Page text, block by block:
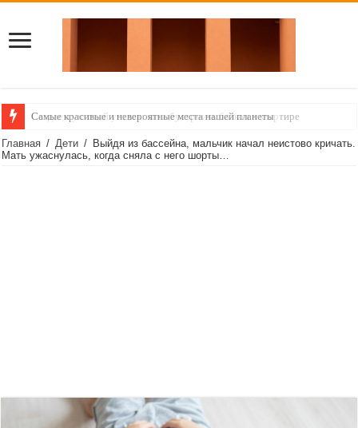
Самые красивые и невероятные места нашей планеты
Создаем уютный уголок: как обустроить балкон в квартире
Главная / Дети / Выйдя из бассейна, мальчик начал неистово кричать.
Мать ужаснулась, когда сняла с него шорты…